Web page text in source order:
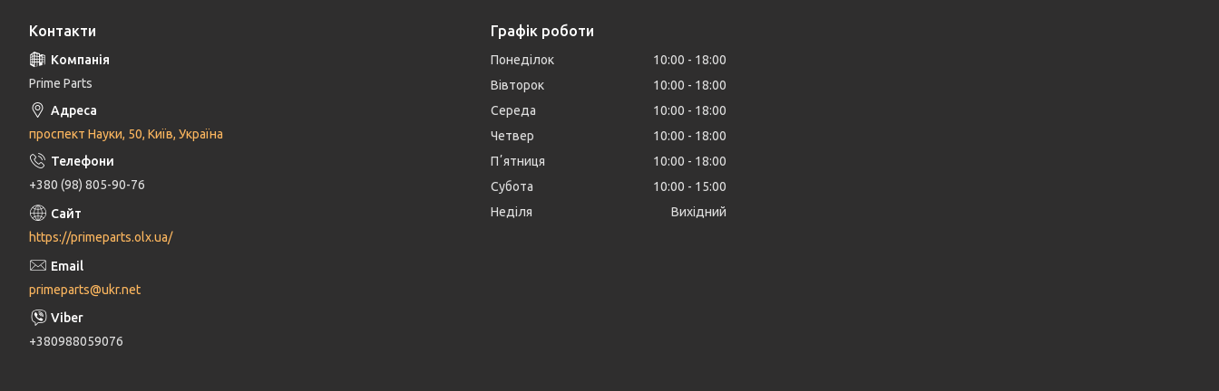
Контакти
Prime Parts
проспект Науки, 50, Київ, Україна
+380 (98) 805-90-76
https://primeparts.olx.ua/
primeparts@ukr.net
+380988059076
Графік роботи
Понеділок 10:00
18:00
Вівторок
10:00
18:00
Середа
10:00
18:00
Четвер
10:00
18:00
Пʼятниця
10:00
18:00
Субота
10:00
15:00
Неділя
Вихідний